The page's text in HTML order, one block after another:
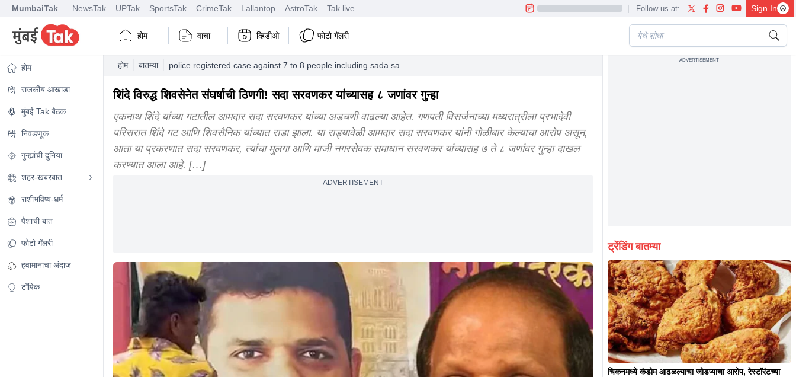
MumbaiTak NewsTak UPTak SportsTak CrimeTak Lallantop AstroTak Tak.live | Follow us at: Sign In
होम वाचा व्हिडीओ फोटो गॅलरी
होम
राजकीय आखाडा
मुंबई Tak बैठक
निवडणूक
गुन्ह्यांची दुनिया
शहर-खबरबात
राशीभविष्य-धर्म
पैशाची बात
फोटो गॅलरी
हवामानाचा अंदाज
टॉपिक
होम बातम्या police registered case against 7 to 8 people including sada sarvankar and her son samadhan saravankar
शिंदे विरुद्ध शिवसेनेत संघर्षाची ठिणगी! सदा सरवणकर यांच्यासह ८ जणांवर गुन्हा
एकनाथ शिंदे यांच्या गटातील आमदार सदा सरवणकर यांच्या अडचणी वाढल्या आहेत. गणपती विसर्जनाच्या मध्यरात्रीला प्रभादेवी
परिसरात शिंदे गट आणि शिवसैनिक यांच्यात राडा झाला. या राड्यावेळी आमदार सदा सरवणकर यांनी गोळीबार केल्याचा आरोप असून,
आता या प्रकरणात सदा सरवणकर, त्यांचा मुलगा आणि माजी नगरसेवक समाधान सरवणकर यांच्यासह ७ ते ८ जणांवर गुन्हा दाखल
करण्यात आला आहे. […]
ADVERTISEMENT
ADVERTISEMENT
ट्रेंडिंग बातम्या
चिकनमध्ये कंडोम आढळल्याचा जोडप्याचा आरोप, रेस्टॉरंटच्या